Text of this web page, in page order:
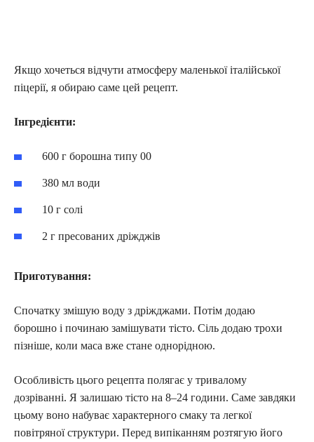
Якщо хочеться відчути атмосферу маленької італійської
піцерії, я обираю саме цей рецепт.
Інгредієнти:
600 г борошна типу 00
380 мл води
10 г солі
2 г пресованих дріжджів
Приготування:
Спочатку змішую воду з дріжджами. Потім додаю
борошно і починаю замішувати тісто. Сіль додаю трохи
пізніше, коли маса вже стане однорідною.
Особливість цього рецепта полягає у тривалому
дозріванні. Я залишаю тісто на 8–24 години. Саме завдяки
цьому воно набуває характерного смаку та легкої
повітряної структури. Перед випіканням розтягую його